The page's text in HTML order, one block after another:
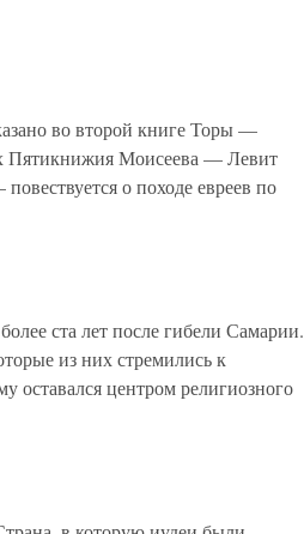
во второй книге Торы —
Пятикнижия Моисеева — Левит
о походе евреев по
ста лет после гибели Самарии.
из них стремились к
центром религиозного